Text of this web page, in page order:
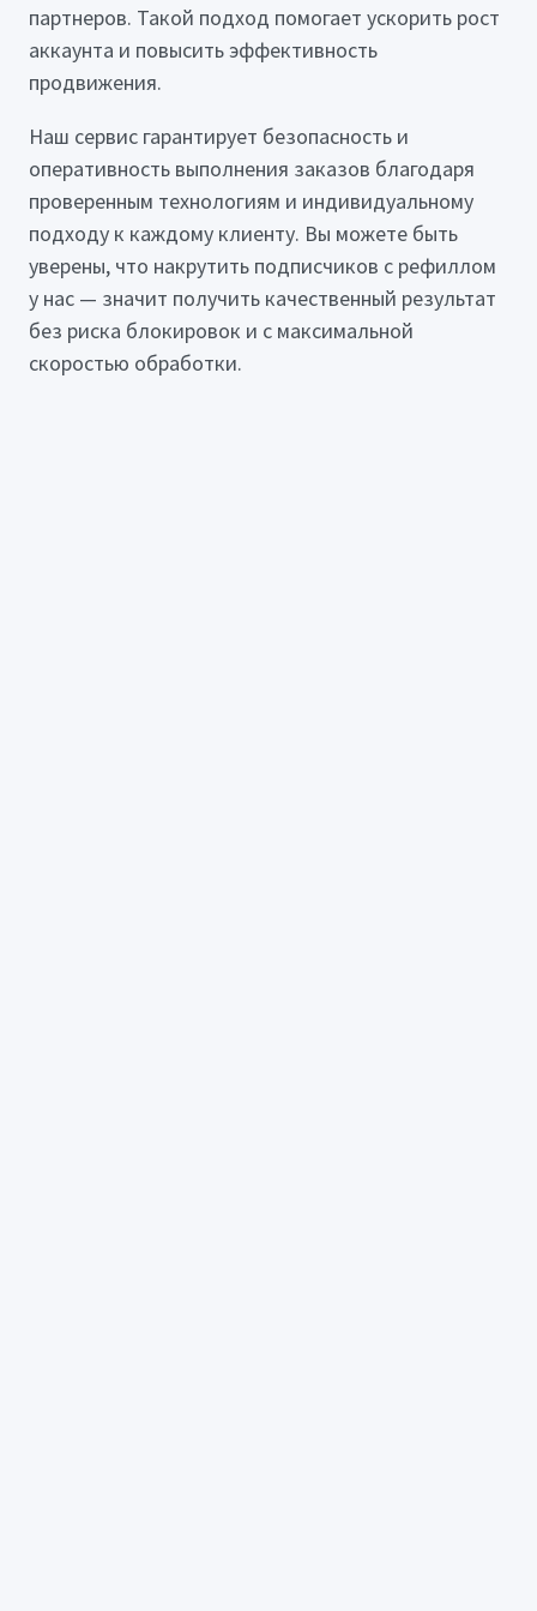
партнеров. Такой подход помогает ускорить рост
аккаунта и повысить эффективность
продвижения.
Наш сервис гарантирует безопасность и
оперативность выполнения заказов благодаря
проверенным технологиям и индивидуальному
подходу к каждому клиенту. Вы можете быть
уверены, что накрутить подписчиков с рефиллом
у нас — значит получить качественный результат
без риска блокировок и с максимальной
скоростью обработки.